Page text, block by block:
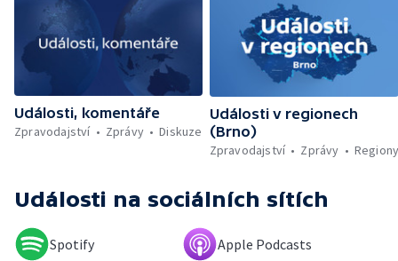
zakázaných oblastech Šumavy — Investice
do energetické sítě — Hromadný pohřeb v
Gaze — Drahý život v Jižní Koreji — Potopení
indické lodi v Rudém moři — Nedostatek
vody ovlivňuje zdraví ptáků — Natáčení
vánoční pohádky pro neslyšící
Události, komentáře
Zpravodajství
Zprávy Diskuze
Události v regionech
(Brno)
Zpravodajství
Zprávy
Události na sociálních sítích
Spotify Apple Podcasts